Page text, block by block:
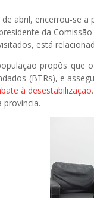
abril, encerrou-se
da
está
propôs que
(BTRs), e
à desestabilização
província.